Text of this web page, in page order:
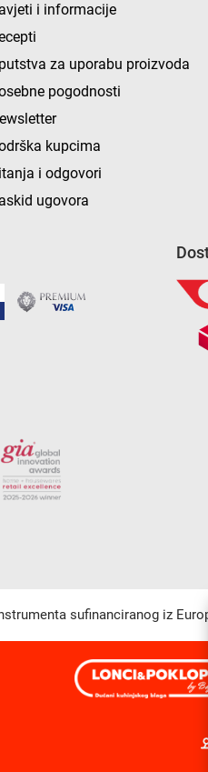
i informacije
za uporabu proizvoda
pogodnosti
kupcima
i odgovori
ugovora
sufinanciranog iz